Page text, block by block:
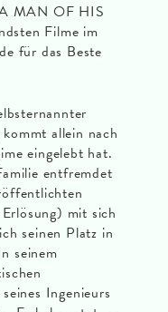
MAN OF HIS
Filme im
für das Beste
allein nach
eingelebt hat.
entfremdet
mit sich
seinen Platz in
seinem
Ingenieurs